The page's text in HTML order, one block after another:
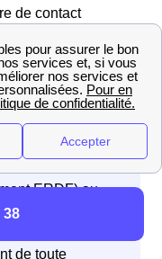
de contact
électrique,
ERDF) au
le dépannage :
de toute
38